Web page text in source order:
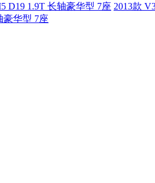
D19 1.9T 长轴豪华型 7座 2013款
豪华型 7座